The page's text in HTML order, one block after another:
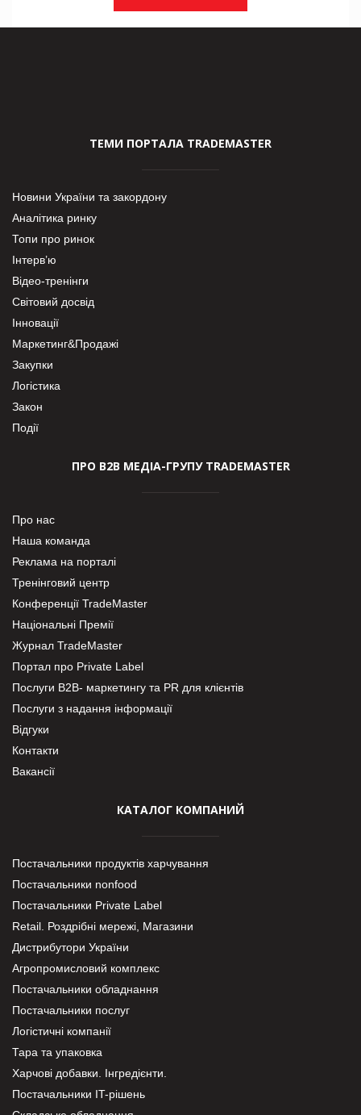
ТЕМИ ПОРТАЛА TRADEMASTER
Новини України та закордону
Аналітика ринку
Топи про ринок
Інтерв’ю
Відео-тренінги
Світовий досвід
Інновації
Маркетинг&Продажі
Закупки
Логістика
Закон
Події
ПРО В2В МЕДІА-ГРУПУ TRADEMASTER
Про нас
Наша команда
Реклама на порталі
Тренінговий центр
Конференції TradeMaster
Національні Премії
Журнал TradeMaster
Портал про Private Label
Послуги В2В- маркетингу та PR для клієнтів
Послуги з надання інформації
Відгуки
Контакти
Вакансії
КАТАЛОГ КОМПАНИЙ
Постачальники продуктів харчування
Постачальники nonfood
Постачальники Private Label
Retail. Роздрібні мережі, Магазини
Дистрибутори України
Агропромисловий комплекс
Постачальники обладнання
Постачальники послуг
Логістичні компанії
Тара та упаковка
Харчові добавки. Інгредієнти.
Постачальники IT-рішень